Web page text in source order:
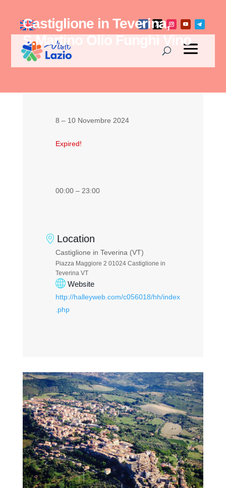
Castiglione in Teverina,
S.Martino Olio Funghi Vino
8 – 10 Novembre 2024
Expired!
00:00 – 23:00
Location
Castiglione in Teverina (VT)
Piazza Maggiore 2 01024 Castiglione in
Teverina VT
Website
http://halleyweb.com/c056018/hh/index
.php